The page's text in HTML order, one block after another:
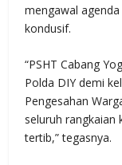
mengawal
kondusif.
“PSHT Cabang
Polda DIY demi
Pengesahan
seluruh rangkaian
tertib,” tegasnya.